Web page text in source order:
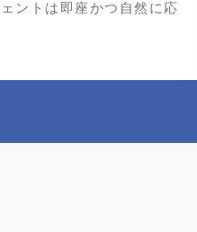
ントは即座かつ自然に応